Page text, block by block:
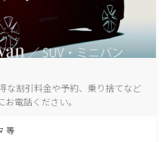
な割引料金や予約、乗り捨てなど
電話ください。
等